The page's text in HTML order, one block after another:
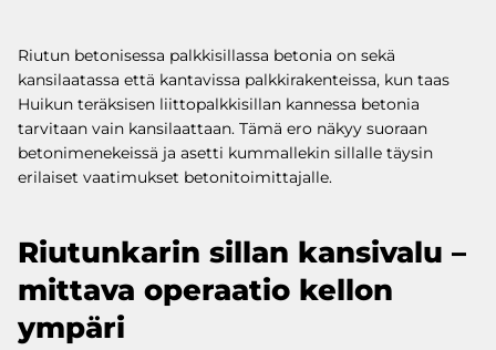
Riutun betonisessa palkkisillassa betonia on sekä
kansilaatassa että kantavissa palkkirakenteissa, kun taas
Huikun teräksisen liittopalkkisillan kannessa betonia
tarvitaan vain kansilaattaan. Tämä ero näkyy suoraan
betonimenekeissä ja asetti kummallekin sillalle täysin
erilaiset vaatimukset betonitoimittajalle.
Riutunkarin sillan kansivalu –
mittava operaatio kellon
ympäri